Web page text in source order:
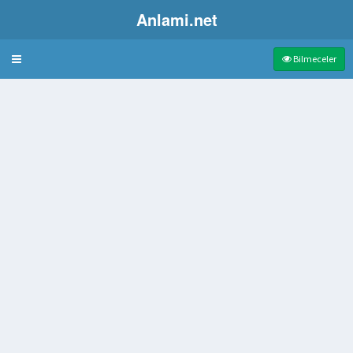
Anlami.net
Bulmaca Bilmeceler